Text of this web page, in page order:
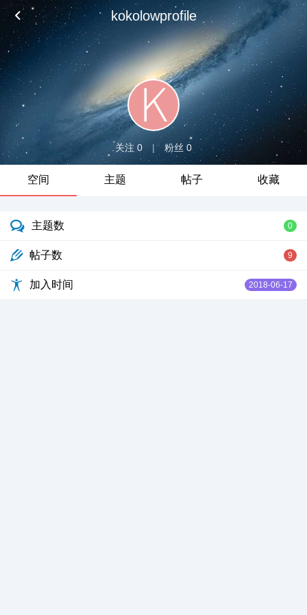
kokolowprofile
关注 0 | 粉丝 0
空间 主题 帖子 收藏
主题数 0
帖子数 9
加入时间 2018-06-17